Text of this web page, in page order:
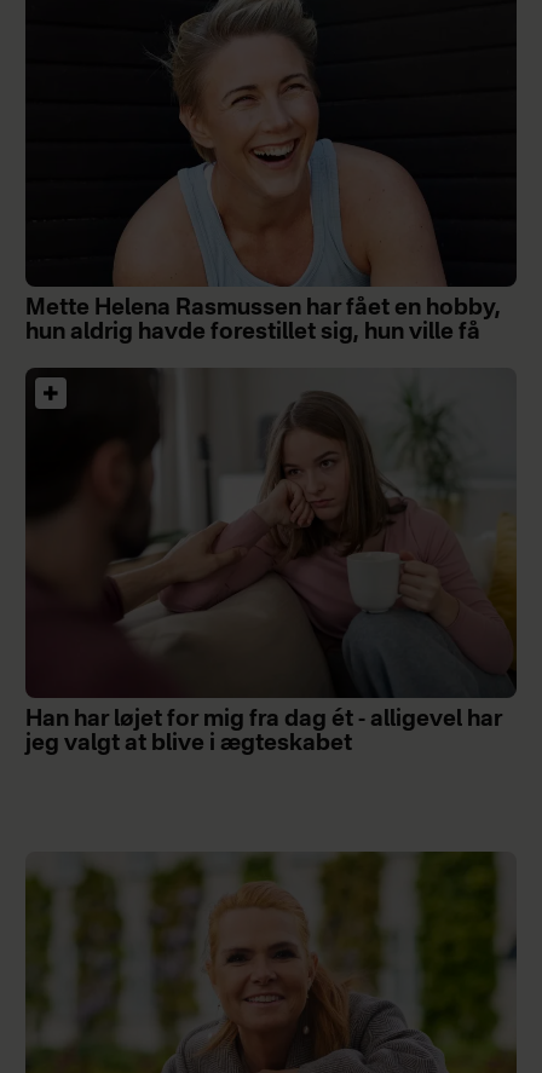
Mette Helena Rasmussen har fået en hobby,
hun aldrig havde forestillet sig, hun ville få
Han har løjet for mig fra dag ét - alligevel har
jeg valgt at blive i ægteskabet